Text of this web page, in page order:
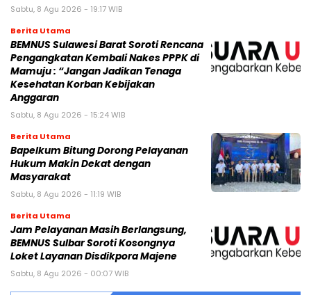
Sabtu, 8 Agu 2026 - 19:17 WIB
Berita Utama
BEMNUS Sulawesi Barat Soroti Rencana
Pengangkatan Kembali Nakes PPPK di
Mamuju : “Jangan Jadikan Tenaga
Kesehatan Korban Kebijakan
Anggaran
Sabtu, 8 Agu 2026 - 15:24 WIB
Berita Utama
Bapelkum Bitung Dorong Pelayanan
Hukum Makin Dekat dengan
Masyarakat
Sabtu, 8 Agu 2026 - 11:19 WIB
Berita Utama
Jam Pelayanan Masih Berlangsung,
BEMNUS Sulbar Soroti Kosongnya
Loket Layanan Disdikpora Majene
Sabtu, 8 Agu 2026 - 00:07 WIB